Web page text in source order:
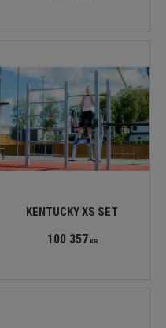
KENTUCKY XS SET
100 357 KR